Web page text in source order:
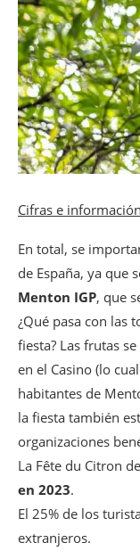
Cifras e
En total, se
de España, ya que
Menton IGP, que
¿Qué pasa con las
fiesta? Las frutas
en el Casino (lo
habitantes de
la fiesta también
organizaciones
La Fête du Citron
en 2023.
El 25% de los
extranjeros.